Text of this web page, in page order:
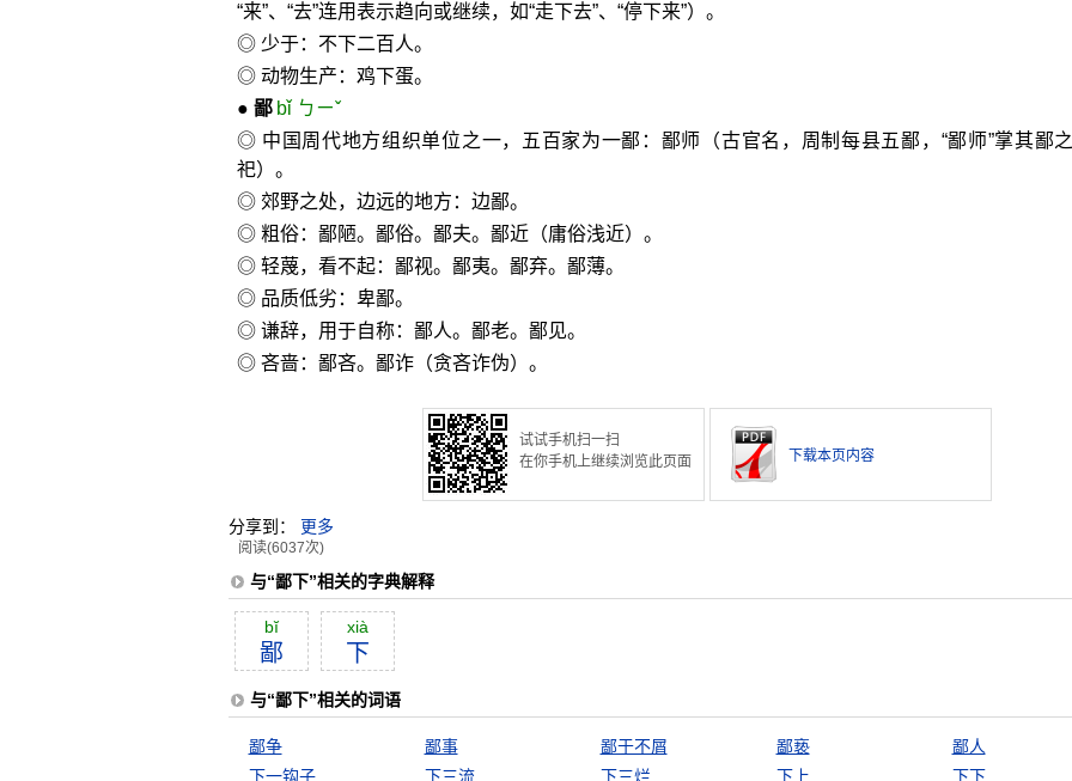
“来”、“去”连用表示趋向或继续，如“走下去”、“停下来”）。
◎ 少于：不下二百人。
◎ 动物生产：鸡下蛋。
● 鄙 bǐ ㄅㄧˇ
◎ 中国周代地方组织单位之一，五百家为一鄙：鄙师（古官名，周制每县五鄙，“鄙师”掌其鄙
祀）。
◎ 郊野之处，边远的地方：边鄙。
◎ 粗俗：鄙陋。鄙俗。鄙夫。鄙近（庸俗浅近）。
◎ 轻蔑，看不起：鄙视。鄙夷。鄙弃。鄙薄。
◎ 品质低劣：卑鄙。
◎ 谦辞，用于自称：鄙人。鄙老。鄙见。
◎ 吝啬：鄙吝。鄙诈（贪吝诈伪）。
试试手机扫一扫
在你手机上继续浏览此页面
下载本页内容
分享到： 更多
阅读(6037次)
与“鄙下”相关的字典解释
bĭ
鄙
xià
下
与“鄙下”相关的词语
鄙争 鄙事 鄙于不屑 鄙亵
鄙人
下一钩子
下三流 下三烂 下上 下下